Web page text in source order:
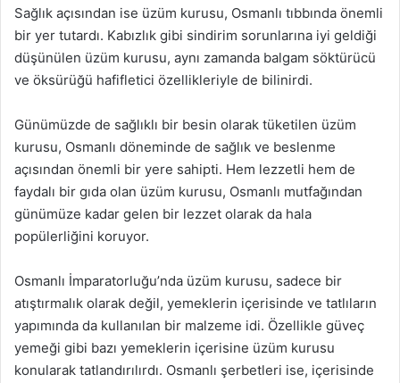
Sağlık açısından ise üzüm kurusu, Osmanlı tıbbında önemli
bir yer tutardı. Kabızlık gibi sindirim sorunlarına iyi geldiği
düşünülen üzüm kurusu, aynı zamanda balgam söktürücü
ve öksürüğü hafifletici özellikleriyle de bilinirdi.
Günümüzde de sağlıklı bir besin olarak tüketilen üzüm
kurusu, Osmanlı döneminde de sağlık ve beslenme
açısından önemli bir yere sahipti. Hem lezzetli hem de
faydalı bir gıda olan üzüm kurusu, Osmanlı mutfağından
günümüze kadar gelen bir lezzet olarak da hala
popülerliğini koruyor.
Osmanlı İmparatorluğu’nda üzüm kurusu, sadece bir
atıştırmalık olarak değil, yemeklerin içerisinde ve tatlıların
yapımında da kullanılan bir malzeme idi. Özellikle güveç
yemeği gibi bazı yemeklerin içerisine üzüm kurusu
konularak tatlandırılırdı. Osmanlı şerbetleri ise, içerisinde